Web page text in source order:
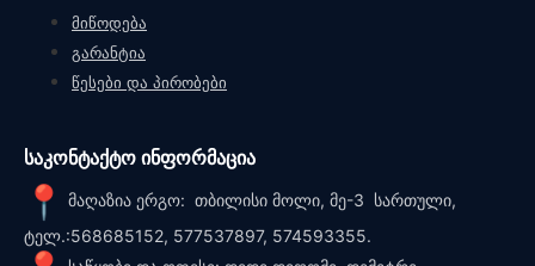
მიწოდება
გარანტია
წესები და პირობები
საკონტაქტო ინფორმაცია
მაღაზია ერგო: თბილისი მოლი, მე-3 სართული,
ტელ.:568685152, 577537897, 574593355.